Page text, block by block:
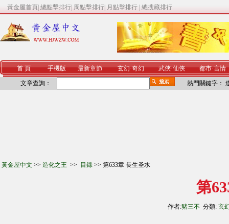
黃金屋首頁 總點擊排行 周點擊排行 月點擊排行 總搜藏排行
首 頁 手機版 最新章節 玄幻·奇幻 武俠·仙俠 都市·言情
文章查詢： 熱門關鍵字：
黃金屋中文 >> 造化之王 >> 目錄 >> 第633章 長生圣水
第
作者:豬三不 分類: 玄